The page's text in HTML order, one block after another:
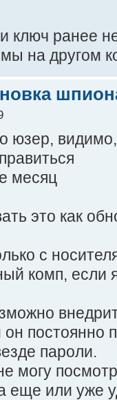
ключ ранее
на другом
юзер,
месяц
это как
с
комп, если
постоянно
пароли.
могу
еще или уже